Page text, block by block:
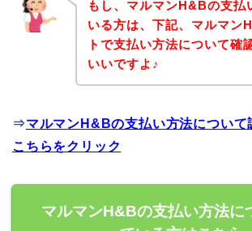
もし、マルマンH&Bの支払
いる方は、下記、マルマン
トで支払い方法について確
いいですよ♪
⇒マルマンH&Bの支払い方法について
こちらをクリック
マルマンH&Bの支払い方法に